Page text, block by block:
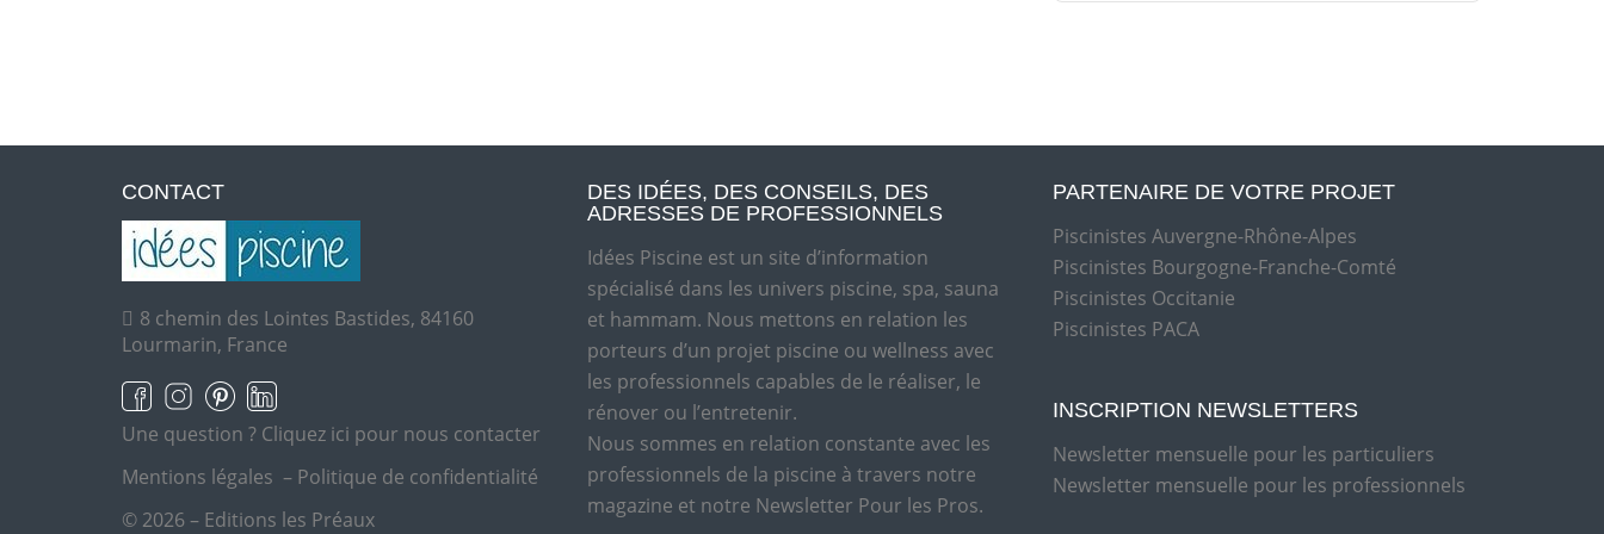
CONTACT
8 chemin des Lointes Bastides, 84160
Lourmarin, France
Une question ? Cliquez ici pour nous contacter
Mentions légales – Politique de confidentialité
© 2026 – Editions les Préaux
DES IDÉES, DES CONSEILS, DES
ADRESSES DE PROFESSIONNELS
Idées Piscine est un site d’information
spécialisé dans les univers piscine, spa, sauna
et hammam. Nous mettons en relation les
porteurs d’un projet piscine ou wellness avec
les professionnels capables de le réaliser, le
rénover ou l’entretenir.
Nous sommes en relation constante avec les
professionnels de la piscine à travers notre
magazine et notre Newsletter Pour les Pros.
PARTENAIRE DE VOTRE PROJET
Piscinistes Auvergne-Rhône-Alpes
Piscinistes Bourgogne-Franche-Comté
Piscinistes Occitanie
Piscinistes PACA
INSCRIPTION NEWSLETTERS
Newsletter mensuelle pour les particuliers
Newsletter mensuelle pour les professionnels